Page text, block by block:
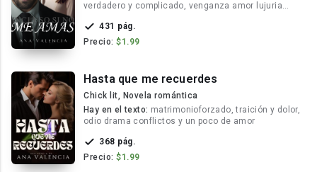
verdadero y complicado, venganza amor lujuria
431 pág.
Precio: $1.99
Hasta que me recuerdes
Chick lit, Novela romántica
Hay en el texto: matrimonioforzado, traición y dolor,
odio drama conflictos y un poco de amor
368 pág.
Precio: $1.99